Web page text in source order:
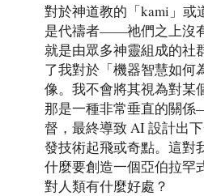
對於神道教的「kami」或
是代禱者——祂們之上沒
就是由眾多神靈組成的社
了我對於「機器智慧如何
像。我不會將其視為對某
那是一種非常垂直的關
督，最終導致 AI 設計出
發技術起飛或奇點。這對
什麼要創造一個亞伯拉罕
對人類有什麼好處？